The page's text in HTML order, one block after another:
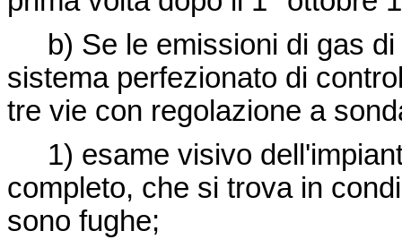
b) Se le emissioni di gas di
sistema perfezionato di
tre vie con regolazione a
1) esame visivo
completo, che si trova in
sono fughe;